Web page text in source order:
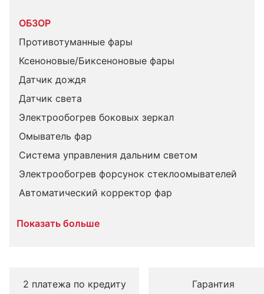
ОБЗОР
Противотуманные фары
Ксеноновые/Биксеноновые фары
Датчик дождя
Датчик света
Электрообогрев боковых зеркал
Омыватель фар
Система управления дальним светом
Электрообогрев форсунок стеклоомывателей
Автоматический корректор фар
Показать больше
2 платежа по кредиту
Гарантия